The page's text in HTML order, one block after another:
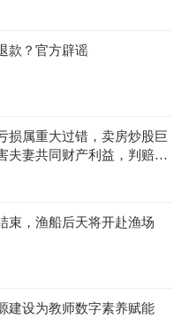
款？官方辟谣
损属重大过错，卖房炒股巨
夫妻共同财产利益，判赔妻
束，渔船后天将开赴渔场
建设为教师数字素养赋能